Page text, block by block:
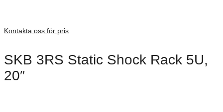
Kontakta oss för pris
SKB 3RS Static Shock Rack 5U,
20″